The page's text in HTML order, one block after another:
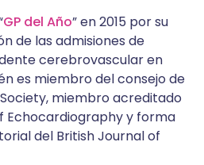
GP del Año” en 2015 por su
de las admisiones de
cerebrovascular en
es miembro del consejo de
miembro acreditado
Echocardiography y forma
del British Journal of